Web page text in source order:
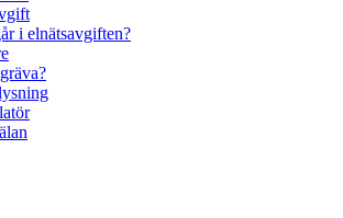
i elnätsavgiften?